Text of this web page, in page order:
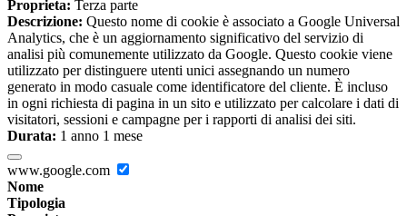
Proprieta: Terza parte
Descrizione: Questo nome di cookie è associato a Google Universal
Analytics, che è un aggiornamento significativo del servizio di
analisi più comunemente utilizzato da Google. Questo cookie viene
utilizzato per distinguere utenti unici assegnando un numero
generato in modo casuale come identificatore del cliente. È incluso
in ogni richiesta di pagina in un sito e utilizzato per calcolare i dati di
visitatori, sessioni e campagne per i rapporti di analisi dei siti.
Durata: 1 anno 1 mese
www.google.com
Nome
Tipologia